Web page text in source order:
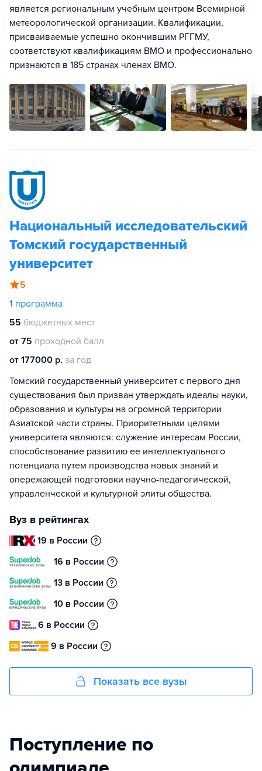
является региональным учебным центром Всемирной
метеорологической организации. Квалификации,
присваиваемые успешно окончившим РГГМУ,
соответствуют квалификациям ВМО и профессионально
признаются в 185 странах членах ВМО.
Национальный исследовательский
Томский государственный
университет
5
1 программа
55 бюджетных мест
от 75 проходной балл
от 177000 р. за год
Томский государственный университет с первого дня
существования был призван утверждать идеалы науки,
образования и культуры на огромной территории
Азиатской части страны. Приоритетными целями
университета являются: служение интересам России,
способствование развитию ее интеллектуального
потенциала путем производства новых знаний и
опережающей подготовки научно-педагогической,
управленческой и культурной элиты общества.
Вуз в рейтингах
19 в России
16 в России
13 в России
10 в России
6 в России
9 в России
Показать все вузы
Поступление по